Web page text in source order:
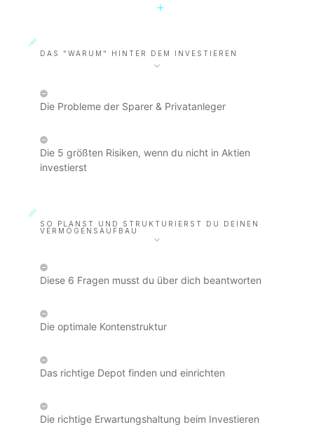
DAS "WARUM" HINTER DEM INVESTIEREN
Die Probleme der Sparer & Privatanleger
Die 5 größten Risiken, wenn du nicht in Aktien
investierst
SO PLANST UND STRUKTURIERST DU DEINEN
VERMÖGENSAUFBAU
Diese 6 Fragen musst du über dich beantworten
Die optimale Kontenstruktur
Das richtige Depot finden und einrichten
Die richtige Erwartungshaltung beim Investieren